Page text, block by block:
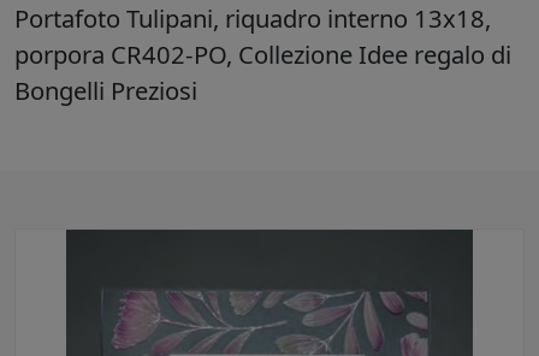
Portafoto Tulipani, riquadro interno 13x18,
porpora CR402-PO, Collezione Idee regalo di
Bongelli Preziosi